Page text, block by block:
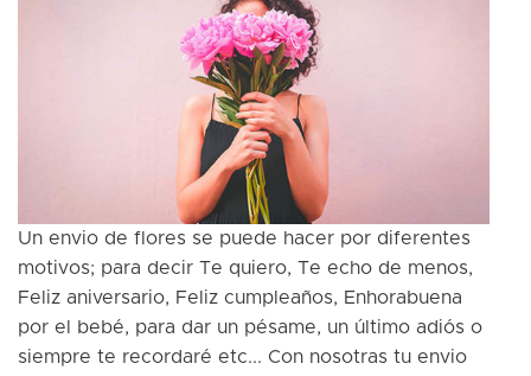
Un envio de flores se puede hacer por diferentes
motivos; para decir Te quiero, Te echo de menos,
Feliz aniversario, Feliz cumpleaños, Enhorabuena
por el bebé, para dar un pésame, un último adiós o
siempre te recordaré etc... Con nosotras tu envio